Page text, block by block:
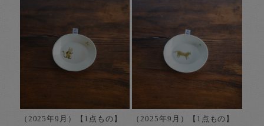
（2025年9月）【1点もの】 （2025年9月）【1点もの】